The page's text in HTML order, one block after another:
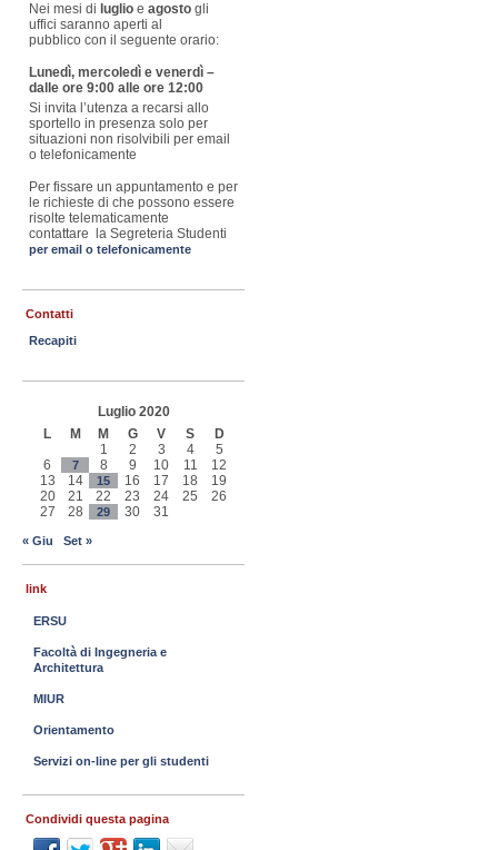
Nei mesi di luglio e agosto gli
uffici saranno aperti al
pubblico con il seguente orario:
Lunedì, mercoledì e venerdì –
dalle ore 9:00 alle ore 12:00
Si invita l’utenza a recarsi allo
sportello in presenza solo per
situazioni non risolvibili per email
o telefonicamente
Per fissare un appuntamento e per
le richieste di che possono essere
risolte telematicamente
contattare la Segreteria Studenti
per email o telefonicamente
Contatti
Recapiti
Luglio 2020
L
M M G V S
D
1
2 3 4
5
6
7 8 9 10 11
12
13
14 15 16 17 18
19
20
21 22 23 24 25
26
27
28 29 30 31
« Giu Set »
link
ERSU
Facoltà di Ingegneria e
Architettura
MIUR
Orientamento
Servizi on-line per gli studenti
Condividi questa pagina